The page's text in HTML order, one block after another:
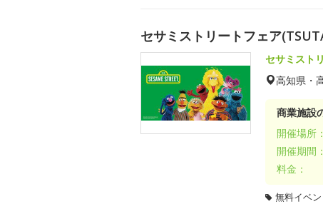
セサミストリートフェア
セサミスト
高知県・
商業施設
開催場所：
開催期間：
料金：
無料イベン